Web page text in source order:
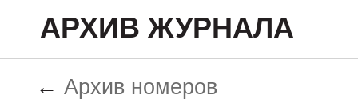
АРХИВ ЖУРНАЛА
← Архив номеров